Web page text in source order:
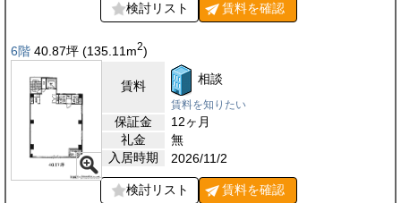
検討リスト 賃料を確認
6階 40.87坪 (135.11 m2)
賃料 相談
賃料を知りたい
保証金
12ヶ月
礼金
無
入居時期
2026/11/2
検討リスト 賃料を確認